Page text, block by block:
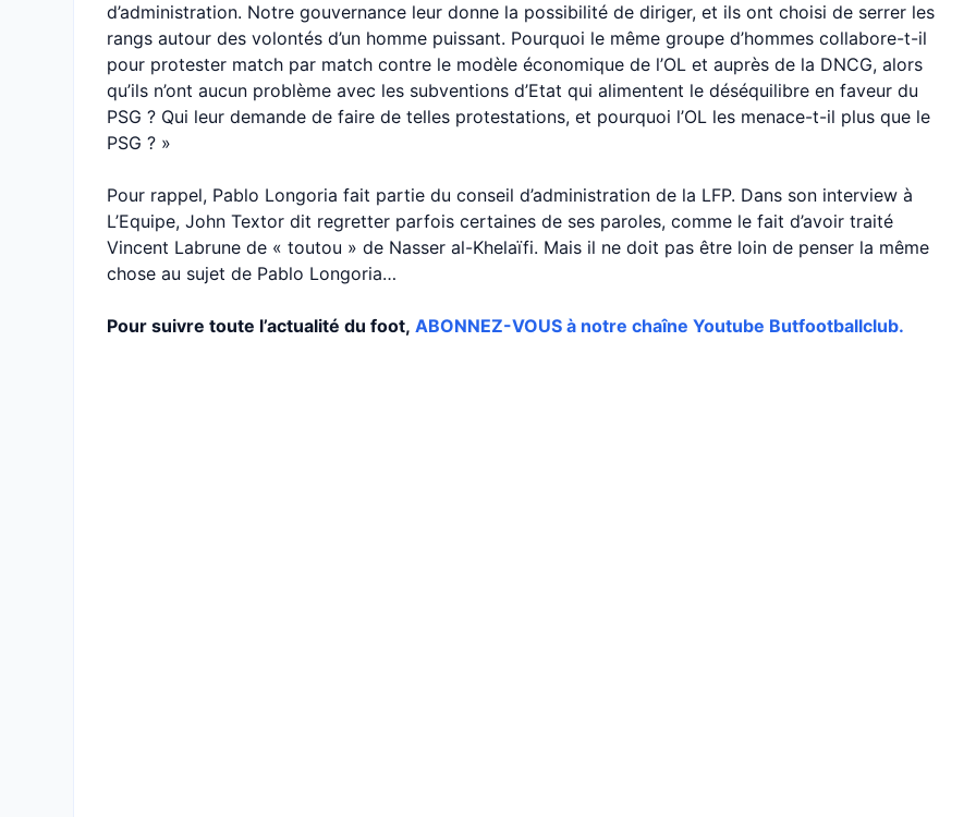
d’administration. Notre gouvernance leur donne la possibilité de diriger, et ils ont choisi de serrer les
rangs autour des volontés d’un homme puissant. Pourquoi le même groupe d’hommes collabore-t-il
pour protester match par match contre le modèle économique de l’OL et auprès de la DNCG, alors
qu’ils n’ont aucun problème avec les subventions d’Etat qui alimentent le déséquilibre en faveur du
PSG ? Qui leur demande de faire de telles protestations, et pourquoi l’OL les menace-t-il plus que le
PSG ? »
Pour rappel, Pablo Longoria fait partie du conseil d’administration de la LFP. Dans son interview à
L’Equipe, John Textor dit regretter parfois certaines de ses paroles, comme le fait d’avoir traité
Vincent Labrune de « toutou » de Nasser al-Khelaïfi. Mais il ne doit pas être loin de penser la même
chose au sujet de Pablo Longoria…
Pour suivre toute l’actualité du foot, ABONNEZ-VOUS à notre chaîne Youtube Butfootballclub.